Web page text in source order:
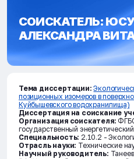
СОИСКАТЕЛЬ:
АЛЕКСАНДРА
Тема диссертации:
позиционных изомеров в
Куйбышевского водохранилища)
Диссертация на соискание
Организация соискателя:
государственный
Специальность: 2.10.2 -
Отрасль науки: Технические
Научный руководитель: